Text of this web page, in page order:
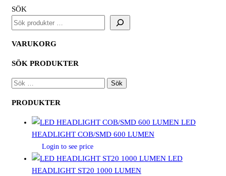
SÖK
VARUKORG
SÖK PRODUKTER
SÖK
PRODUKTER
LED
HEADLIGHT COB/SMD 600 LUMEN
Login to see price
LED
HEADLIGHT ST20 1000 LUMEN